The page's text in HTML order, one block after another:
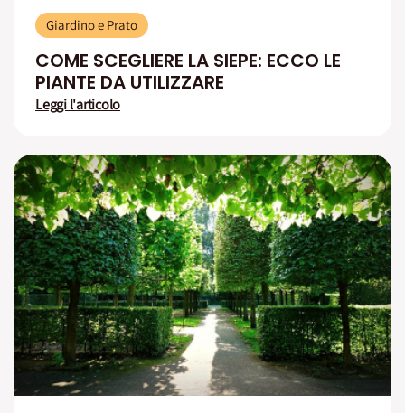
Giardino e Prato
COME SCEGLIERE LA SIEPE: ECCO LE
PIANTE DA UTILIZZARE
Leggi l'articolo